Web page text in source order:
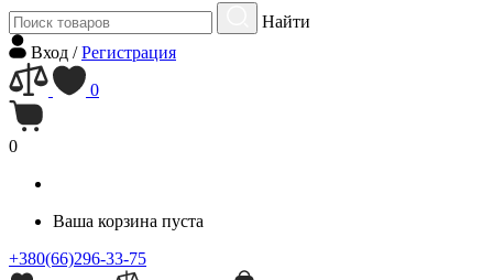
Найти
Вход /Регистрация
0
0
Ваша корзина пуста
+380(66)296-33-75